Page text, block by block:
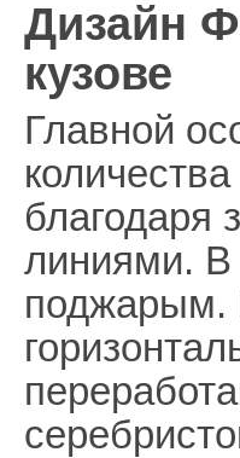
Дизайн
кузове
Главной
благодаря
линиями. В
поджарым.